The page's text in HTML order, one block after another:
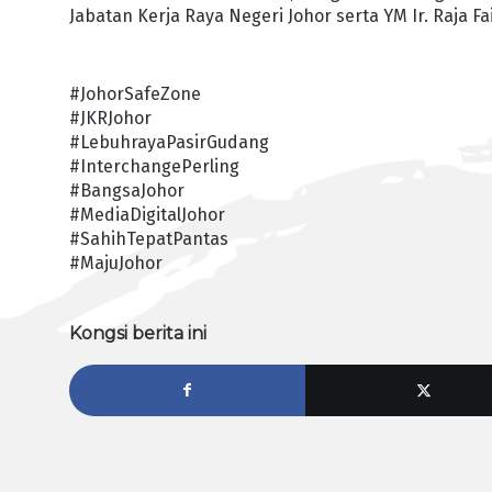
Jabatan Kerja Raya Negeri Johor serta YM Ir. Raja
#JohorSafeZone
#JKRJohor
#LebuhrayaPasirGudang
#InterchangePerling
#BangsaJohor
#MediaDigitalJohor
#SahihTepatPantas
#MajuJohor
Kongsi berita ini